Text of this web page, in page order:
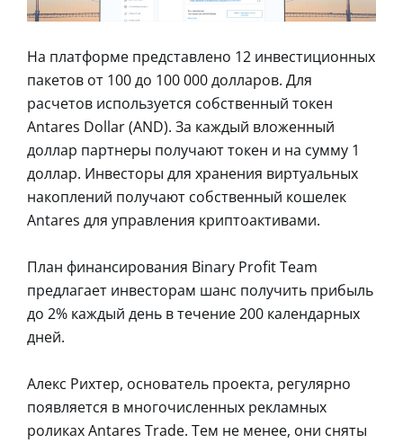
На платформе представлено 12 инвестиционных
пакетов от 100 до 100 000 долларов. Для
расчетов используется собственный токен
Antares Dollar (AND). За каждый вложенный
доллар партнеры получают токен и на сумму 1
доллар. Инвесторы для хранения виртуальных
накоплений получают собственный кошелек
Antares для управления криптоактивами.
План финансирования Binary Profit Team
предлагает инвесторам шанс получить прибыль
до 2% каждый день в течение 200 календарных
дней.
Алекс Рихтер, основатель проекта, регулярно
появляется в многочисленных рекламных
роликах Antares Trade. Тем не менее, они сняты